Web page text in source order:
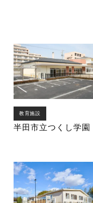
教育施設
半田市立つくし学園